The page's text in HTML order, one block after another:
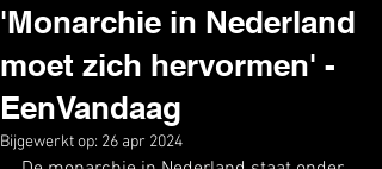
'Monarchie in Nederland
moet zich hervormen' -
EenVandaag
Bijgewerkt op: 26 apr 2024